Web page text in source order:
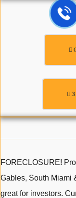
FORECLOSURE!
Gables, South Miami
great for investors.